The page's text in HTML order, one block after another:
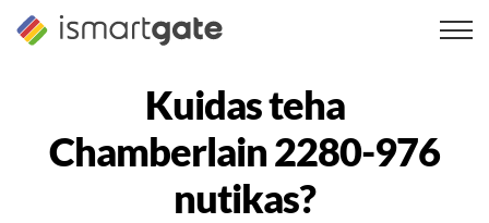
Skip
Kuidas teha
Chamberlain 2280-976
nutikas?